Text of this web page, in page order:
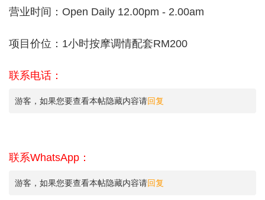
营业时间：Open Daily 12.00pm - 2.00am
项目价位：1小时按摩调情配套RM200
联系电话：
游客，如果您要查看本帖隐藏内容请回复
联系WhatsApp：
游客，如果您要查看本帖隐藏内容请回复